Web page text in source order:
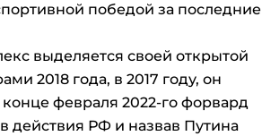
победой за последние
выделяется своей открытой
2018 года, в 2017 году, он
февраля 2022-го форвард
действия РФ и назвав Путина